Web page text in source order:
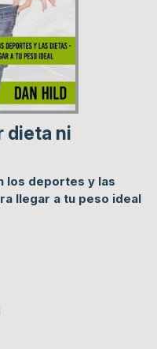
dieta ni
los deportes y las
llegar a tu peso ideal